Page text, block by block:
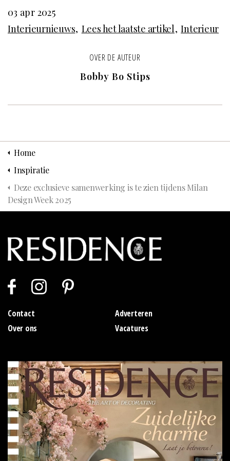
03 apr 2025
Interieurnieuws Lees het laatste artikel Interieur
OVER DE AUTEUR
Bobby Bo Stips
Home
Inspiratie
Deze exclusieve samenwerking is te zien tijdens Milan
Design Week 2025
Contact
Adverteren
Over ons
Vacatures